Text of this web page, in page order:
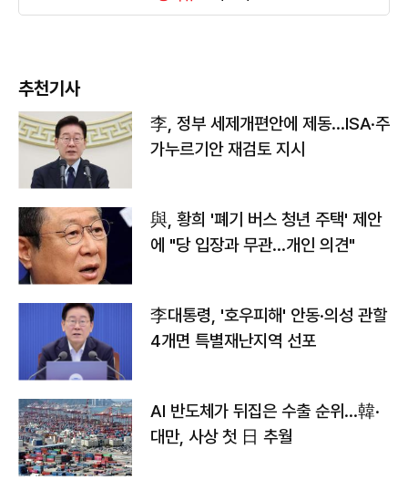
추천기사
李, 정부 세제개편안에 제동…ISA·주
가누르기안 재검토 지시
與, 황희 '폐기 버스 청년 주택' 제안
에 "당 입장과 무관…개인 의견"
李대통령, '호우피해' 안동·의성 관할
4개면 특별재난지역 선포
AI 반도체가 뒤집은 수출 순위…韓·
대만, 사상 첫 日 추월